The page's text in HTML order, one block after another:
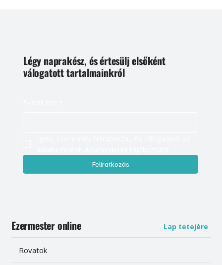
Légy naprakész, és értesülj elsőként
válogatott tartalmainkról
Feliratkozás
Ezermester online Lap tetejére
Rovatok